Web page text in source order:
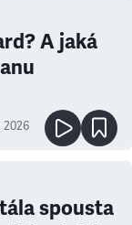
A jaká
2026
spousta